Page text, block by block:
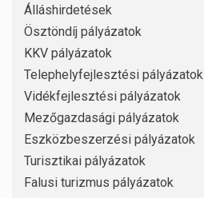
Álláshirdetések
Ösztöndíj pályázatok
KKV pályázatok
Telephelyfejlesztési pályázatok
Vidékfejlesztési pályázatok
Mezőgazdasági pályázatok
Eszközbeszerzési pályázatok
Turisztikai pályázatok
Falusi turizmus pályázatok